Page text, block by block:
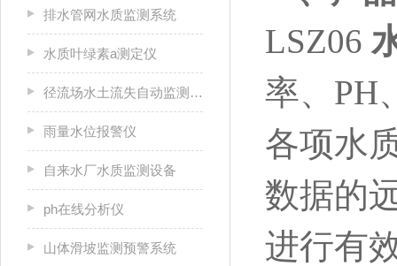
排水管网水质监测系统
水质叶绿素a测定仪
径流场水土流失自动监测系统
雨量水位报警仪
自来水厂水质监测设备
ph在线分析仪
山体滑坡监测预警系统
LSZ06
率、PH
各项水
数据的
进行有